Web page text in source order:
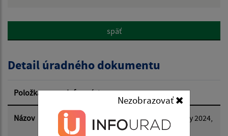
Nezobrazovať
Popis:
Dátum zverejnenia od:
Dátum zverejnenia do:
späť
Detail úradného dokumentu
Položka Informácia
Názov
Návrh rozpočtu príjmov obce na roky 2024,
2025, 2026 - skrátený